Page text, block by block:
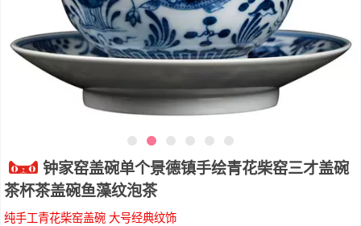
钟家窑盖碗单个景德镇手绘青花柴窑三才盖碗
茶杯茶盖碗鱼藻纹泡茶
纯手工青花柴窑盖碗 大号经典纹饰